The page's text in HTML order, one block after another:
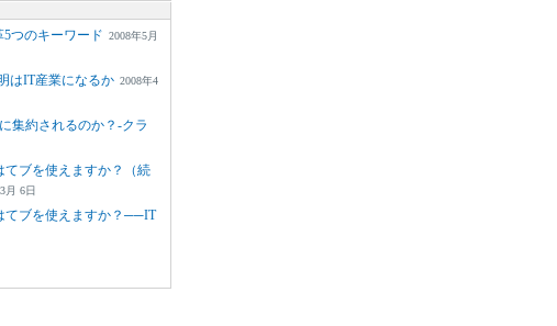
つのキーワード 2008年5月
はIT産業になるか 2008年4
集約されるのか？-クラ
ブを使えますか？（続
月 6日
ブを使えますか？──IT